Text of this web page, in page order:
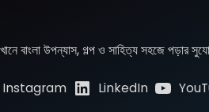
বাংলা উপন্যাস, গল্প ও সাহিত্য সহজে
Instagram LinkedIn